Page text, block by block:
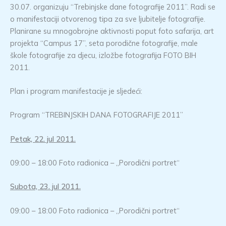
30.07. organizuju “Trebinjske dane fotografije 2011”. Radi se
o manifestaciji otvorenog tipa za sve ljubitelje fotografije.
Planirane su mnogobrojne aktivnosti poput foto safarija, art
projekta “Campus 17”, seta porodične fotografije, male
škole fotografije za djecu, izložbe fotografija FOTO BIH
2011.
Plan i program manifestacije je sljedeći:
Program “TREBINJSKIH DANA FOTOGRAFIJE 2011”
Petak, 22. jul 2011.
09:00 – 18:00 Foto radionica – „Porodični portret“
Subota, 23. jul 2011.
09:00 – 18:00 Foto radionica – „Porodični portret“